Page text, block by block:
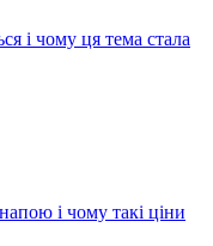
і чому ця тема стала
і чому такі ціни